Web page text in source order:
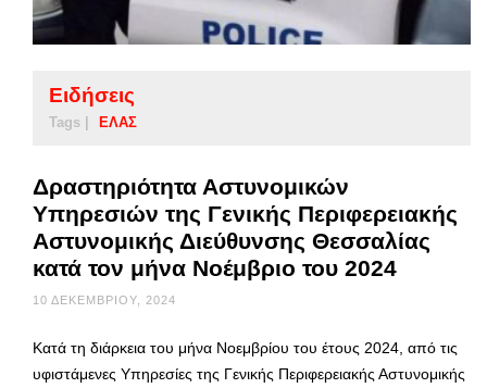
Ειδήσεις
Tags | ΕΛΑΣ
Δραστηριότητα Αστυνομικών
Υπηρεσιών της Γενικής Περιφερειακής
Αστυνομικής Διεύθυνσης Θεσσαλίας
κατά τον μήνα Νοέμβριο του 2024
10 ΔΕΚΕΜΒΡΊΟΥ, 2024
Κατά τη διάρκεια του μήνα Νοεμβρίου του έτους 2024, από τις
υφιστάμενες Υπηρεσίες της Γενικής Περιφερειακής Αστυνομικής